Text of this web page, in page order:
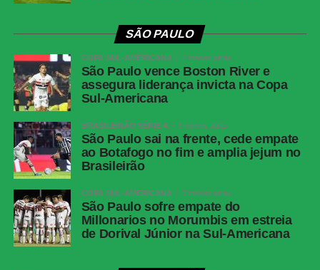
SÃO PAULO
COPA SUL-AMERICANA 2 meses atrás
São Paulo vence Boston River e
assegura liderança invicta na Copa
Sul-Americana
BRASILEIRÃO SÉRIE A 3 meses atrás
São Paulo sai na frente, cede empate
ao Botafogo no fim e amplia jejum no
Brasileirão
COPA SUL-AMERICANA 3 meses atrás
São Paulo sofre empate do
Millonarios no Morumbis em estreia
de Dorival Júnior na Sul-Americana